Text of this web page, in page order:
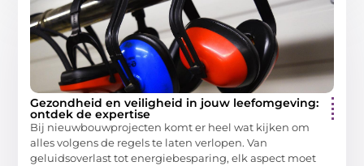
Gezondheid en veiligheid in jouw leefomgeving:
ontdek de expertise
Bij nieuwbouwprojecten komt er heel wat kijken om
alles volgens de regels te laten verlopen. Van
geluidsoverlast tot energiebesparing, elk aspect moet